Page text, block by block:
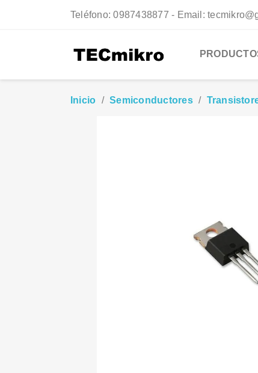
Teléfono:0987438877 - Email:
Inicio Semiconductores